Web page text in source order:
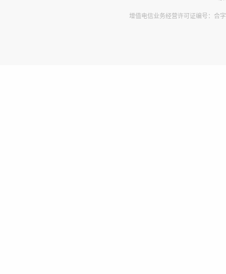
增值电信业务经营许可证编号：合